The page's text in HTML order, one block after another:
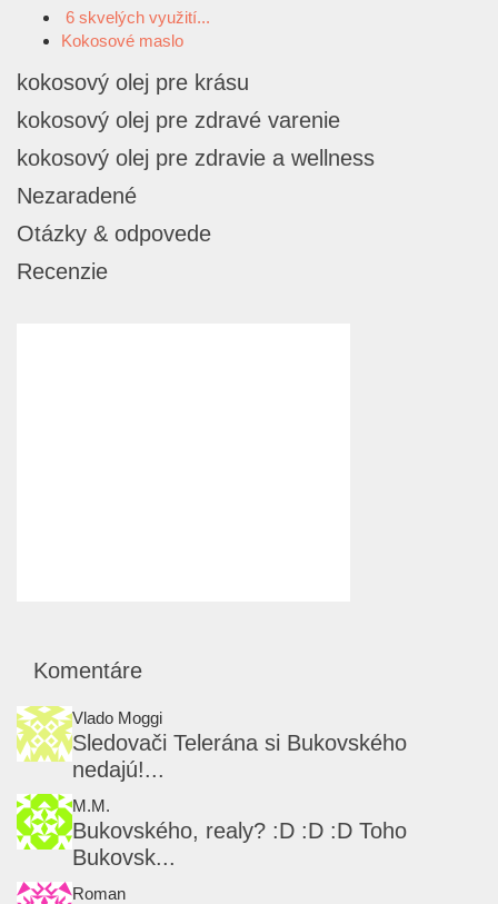
6 skvelých využití...
Kokosové maslo
kokosový olej pre krásu
kokosový olej pre zdravé varenie
kokosový olej pre zdravie a wellness
Nezaradené
Otázky & odpovede
Recenzie
Komentáre
Vlado Moggi
Sledovači Telerána si Bukovského
nedajú!...
M.M.
Bukovského, realy? :D :D :D Toho
Bukovsk...
Roman